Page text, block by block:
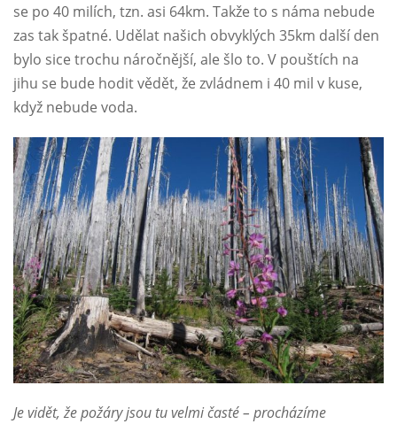
se po 40 milích, tzn. asi 64km. Takže to s náma nebude
zas tak špatné. Udělat našich obvyklých 35km další den
bylo sice trochu náročnější, ale šlo to. V pouštích na
jihu se bude hodit vědět, že zvládnem i 40 mil v kuse,
když nebude voda.
Je vidět, že požáry jsou tu velmi časté – procházíme